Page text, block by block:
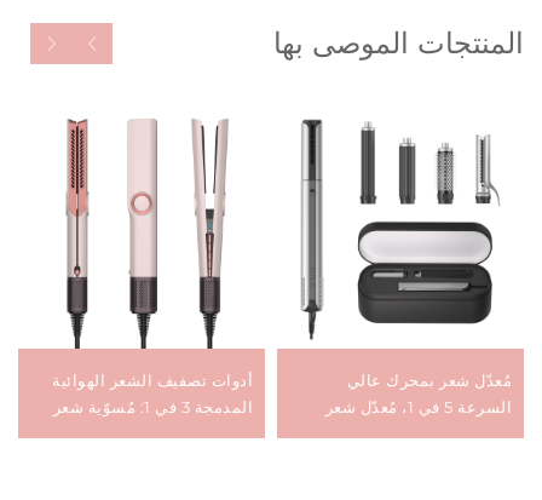
المنتجات الموصى بها
مُعدّل شعر بمحرك عالي
السرعة 5 في 1، مُعدّل شعر
أدوات تصفيف الشعر الهوائية
المدمجة 3 في 1: مُسوّية شعر